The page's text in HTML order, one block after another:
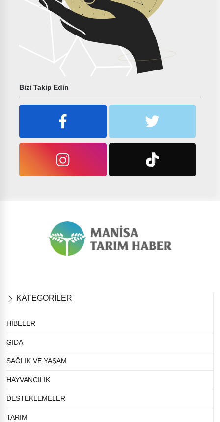
Bizi Takip Edin
KATEGORİLER
HİBELER
GIDA
SAĞLIK VE YAŞAM
HAYVANCILIK
DESTEKLEMELER
TARIM